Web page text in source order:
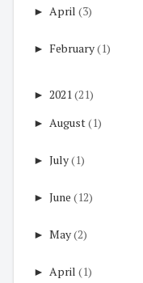
► April (3)
► February(1)
► 2021 (21)
► August(1)
► July(1)
► June (12)
► May(2)
► April (1)